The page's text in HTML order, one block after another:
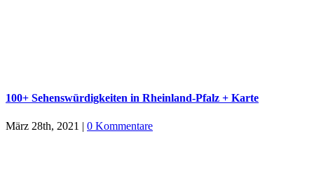
100+ Sehenswürdigkeiten in Rheinland-Pfalz + Karte
März 28th, 2021 | 0 Kommentare